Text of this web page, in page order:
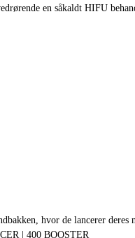
en såkaldt HIFU
hvor de lancerer
| 400 BOOSTER